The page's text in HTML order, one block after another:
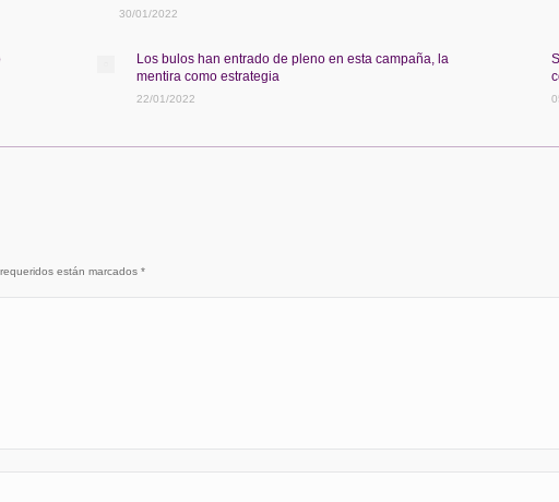
30/01/2022
Los bulos han entrado de pleno en esta campaña, la
mentira como estrategia
22/01/2022
están marcados *